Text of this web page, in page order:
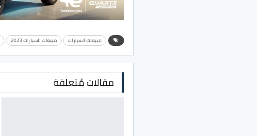
مبيعات السيارات مبيعات السيارات 2023
مقالات مُتعلقة